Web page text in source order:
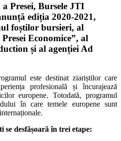
Presei, Bursele JTI
ediția 2020-2021,
foștilor bursieri, al
Economice”, al
și al agenției Ad
este destinat ziariștilor care
profesională și încurajează
europene. Totodată, programul
în care temele europene sunt
desfășoară în trei etape: